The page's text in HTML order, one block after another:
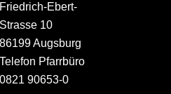
Friedrich-Ebert-
Strasse 10
86199 Augsburg
Telefon Pfarrbüro
0821 90653-0